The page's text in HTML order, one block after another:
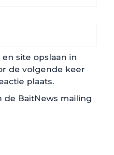
site opslaan in
de volgende keer
plaats.
de BaitNews mailing